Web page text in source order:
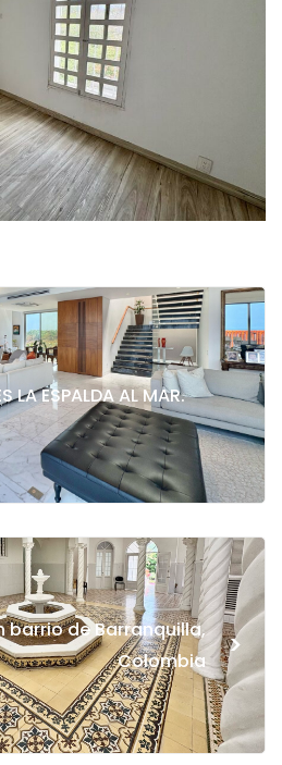
LA ESPALDA AL MAR.
barrio de Barranquilla,
Colombia
>